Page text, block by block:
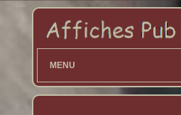
MENU